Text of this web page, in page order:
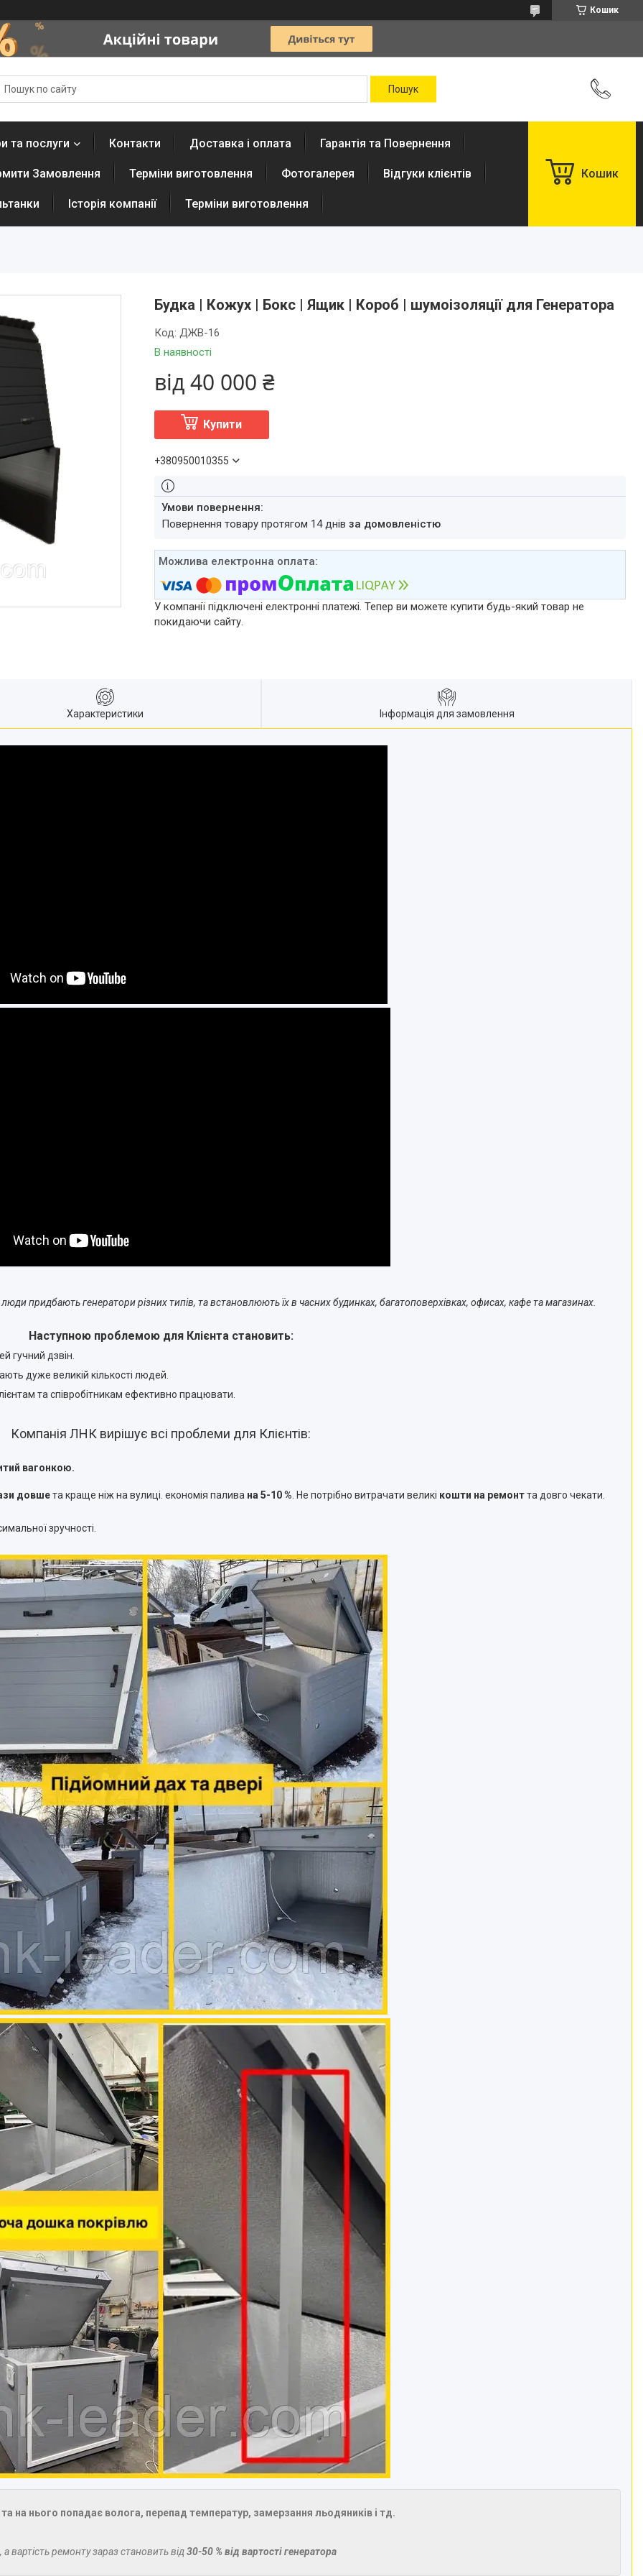
Кошик
та послуги Контакти Доставка і оплата Гарантія та Повернення
Замовлення Терміни виготовлення Фотогалерея Відгуки клієнтів
Історія компанії Терміни виготовлення
Кошик
Будка | Кожух | Бокс | Ящик | Короб | шумоізоляції для Генератора
В наявності
Код: ДЖВ-16
від40 000 ₴
Купити
+380950010355
повернення товару протягом 14 днів за домовленістю
У компанії підключені електронні платежі. Тепер ви можете купити будь-який товар не
покидаючи сайту.
Характеристики Інформація для замовлення
люди придбають генератори різних типів, та встановлюють їх в часних будинках, багатоповерхівках, офисах, кафе та магазинах.
Наступною проблемою для Клієнта становить:
гучний дзвін.
дуже великій кількості людей.
та співробітникам ефективно працювати.
Компанія ЛНК вирішує всі проблеми для Клієнтів:
вагонкою.
довшета краще ніж на вулиці. економія палива на 5-10 % . Не потрібно витрачати великі кошти на ремонтта довго чекати.
зручності.
на нього попадає волога, перепад температур, замерзання льодяників і тд.
, а вартість ремонту зараз становить від30-50 % від вартості генератора